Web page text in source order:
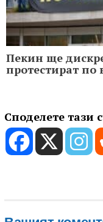
Пекин ще
протестират
Споделете тази